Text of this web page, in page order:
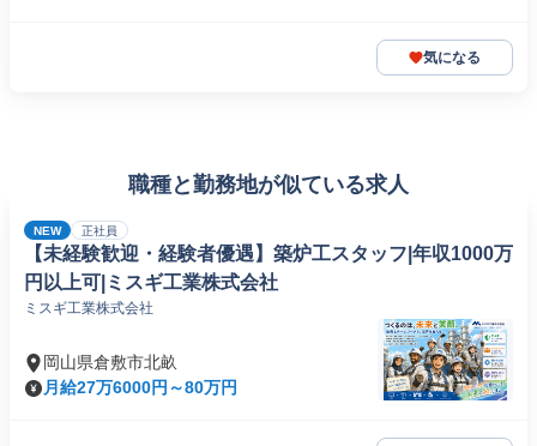
気になる
職種と勤務地が似ている求人
NEW 正社員
【未経験歓迎・経験者優遇】築炉工スタッフ|年収1000万
円以上可|ミスギ工業株式会社
ミスギ工業株式会社
岡山県倉敷市北畝
月給27万6000円～80万円